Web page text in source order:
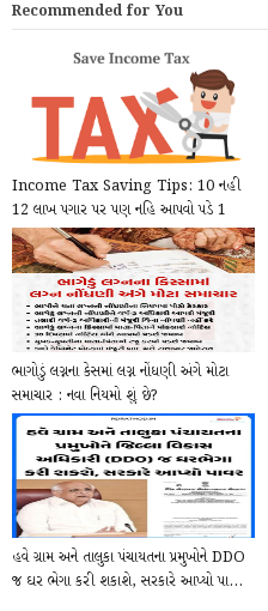
Recommended for You
Income Tax Saving Tips: 10 નહી
12 લાખ પગાર પર પણ નહિ આપવો પડે 1
પણ રૂપિયો Tex, આ...
ભાગોડું લગ્નના કેસમાં લગ્ન નોંધણી અંગે મોટા
સમાચાર : નવા નિયમો શું છે?
હવે ગ્રામ અને તાલુકા પંચાયતના પ્રમુખોને DDO
જ ઘર ભેગા કરી શકાશે, સરકારે આપ્યો પા...